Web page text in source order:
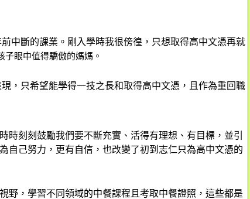
中斷的課業。剛入學時我很傍徨，只想取得高中文憑再就
眼中值得驕傲的媽媽。
，只希望能學得一技之長和取得高中文憑，且作為重回職
刻刻鼓勵我們要不斷充實、活得有理想、有目標，並引
自己努力，更有自信，也改變了初到志仁只為高中文憑的
野，學習不同領域的中餐課程且考取中餐證照，這些都是